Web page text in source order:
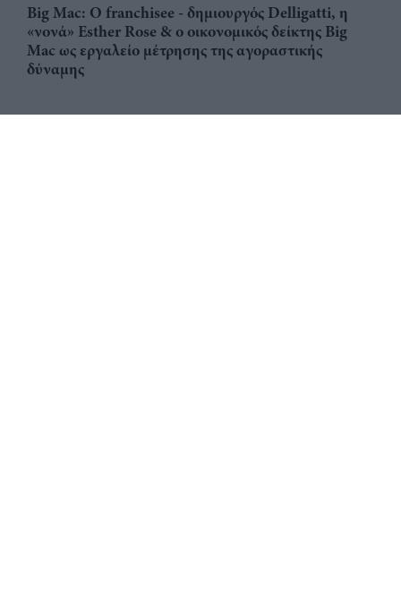
Big Mac: Ο franchisee - δημιουργός Delligatti, η
«νονά» Esther Rose & ο οικονομικός δείκτης Big
Mac ως εργαλείο μέτρησης της αγοραστικής
δύναμης